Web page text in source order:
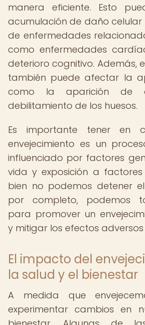
manera eficiente. Esto
acumulación de daño
de enfermedades
como enfermedades
deterioro cognitivo. Además,
también puede afectar la
como la aparición de
debilitamiento de los huesos.
Es importante tener en
envejecimiento es un
influenciado por factores
vida y exposición a factores
bien no podemos detener
por completo, podemos
para promover un
y mitigar los efectos
El impacto del
la salud y el bienestar
A medida que
experimentar cambios en